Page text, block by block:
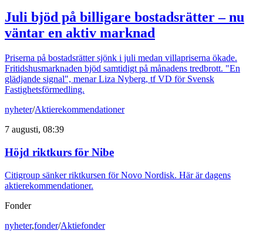
Juli bjöd på billigare bostadsrätter – nu
väntar en aktiv marknad
Priserna på bostadsrätter sjönk i juli medan villapriserna ökade.
Fritidshusmarknaden bjöd samtidigt på månadens tredbrott. "En
glädjande signal", menar Liza Nyberg, tf VD för Svensk
Fastighetsförmedling.
nyheter/Aktierekommendationer
7 augusti, 08:39
Höjd riktkurs för Nibe
Citigroup sänker riktkursen för Novo Nordisk. Här är dagens
aktierekommendationer.
Fonder
nyheter,fonder/Aktiefonder